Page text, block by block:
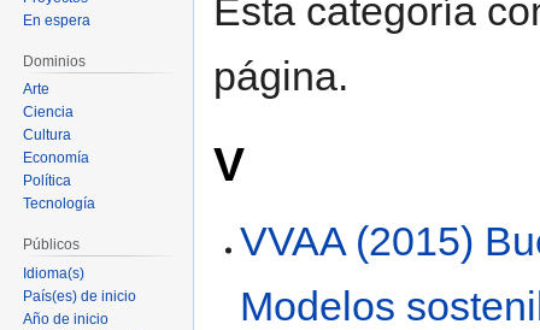
Esta categoría
página.
V
VVAA (2015)
Modelos
En espera
Dominios
Arte
Ciencia
Cultura
Economía
Política
Tecnología
Públicos
Idioma(s)
País(es) de inicio
Año de inicio